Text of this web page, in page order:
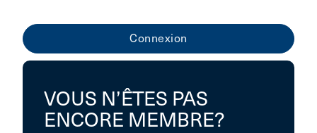
VOUS N’ÊTES PAS
ENCORE MEMBRE?